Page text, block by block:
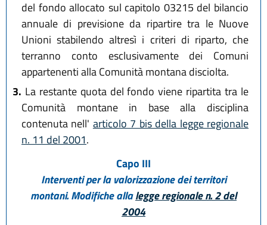
del fondo allocato sul capitolo 03215 del bilancio
annuale di previsione da ripartire tra le Nuove
Unioni stabilendo altresì i criteri di riparto, che
terranno conto esclusivamente dei Comuni
appartenenti alla Comunità montana disciolta.
3. La restante quota del fondo viene ripartita tra le
Comunità montane in base alla disciplina
contenuta nell' articolo 7 bis della legge regionale
n. 11 del 2001.
Capo III
Interventi per la valorizzazione dei territori
montani. Modifiche allalegge regionale n. 2 del
2004